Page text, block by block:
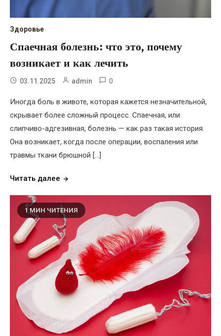
Здоровье
Спаечная болезнь: что это, почему
возникает и как лечить
03.11.2025 admin 0
Иногда боль в животе, которая кажется незначительной,
скрывает более сложный процесс. Спаечная, или
слипчиво-адгезивная, болезнь — как раз такая история.
Она возникает, когда после операции, воспаления или
травмы ткани брюшной […]
Читать далее
1 МИН ЧИТЕНИЯ